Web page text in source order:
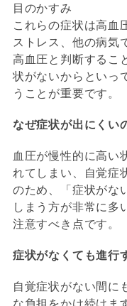
目のかすみ
これらの症状は高血
ストレス、他の病気
高血圧と判断するこ
状がないからといっ
うことが重要です。
なぜ症状が出にくい
血圧が慢性的に高い
れてしまい、自覚症
のため、「症状がな
しまう方が非常に多
注意すべき点です。
症状がなくても進行
自覚症状がない間に
な負担をかけ続けま